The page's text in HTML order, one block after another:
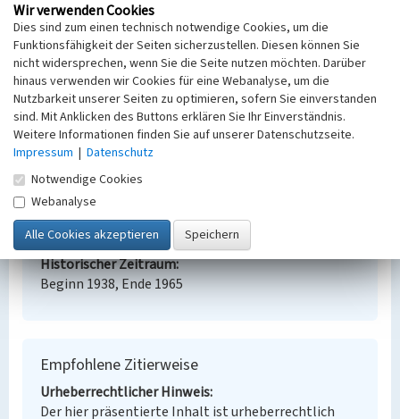
Ältere Trasse der Gruga-Bahn
Schlagwörter
Bahnanlage
Ort
45147 Essen - Rüttenscheid
Fachsicht(en)
Kulturlandschaftspflege
Erfassungsmaßstab
i.d.R. 1:5.000 (größer als 1:20.000)
Erfassungsmethode
Literaturauswertung, Auswertung historischer
Karten
Historischer Zeitraum
Beginn 1938, Ende 1965
Empfohlene Zitierweise
Urheberrechtlicher Hinweis
Der hier präsentierte Inhalt ist urheberrechtlich
Wir verwenden Cookies
Dies sind zum einen technisch notwendige Cookies, um die
Funktionsfähigkeit der Seiten sicherzustellen. Diesen können Sie
nicht widersprechen, wenn Sie die Seite nutzen möchten. Darüber
hinaus verwenden wir Cookies für eine Webanalyse, um die
Nutzbarkeit unserer Seiten zu optimieren, sofern Sie einverstanden
sind. Mit Anklicken des Buttons erklären Sie Ihr Einverständnis.
Weitere Informationen finden Sie auf unserer Datenschutzseite.
Impressum | Datenschutz
Notwendige Cookies
Webanalyse